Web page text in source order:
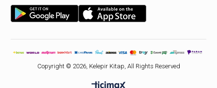
Copyright © 2026, Kelepir Kitap, All Rights Reserved